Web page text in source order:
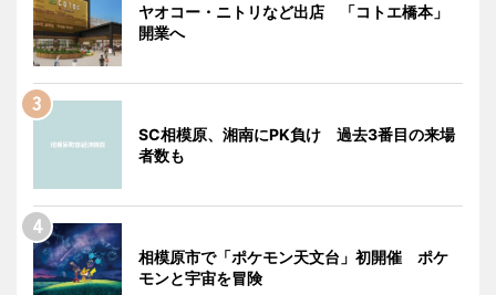
ヤオコー・ニトリなど出店 「コトエ橋本」
開業へ
SC相模原、湘南にPK負け 過去3番目の来場
者数も
相模原市で「ポケモン天文台」初開催 ポケ
モンと宇宙を冒険